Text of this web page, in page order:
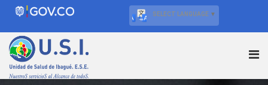
SELECT LANGUAGE ▼